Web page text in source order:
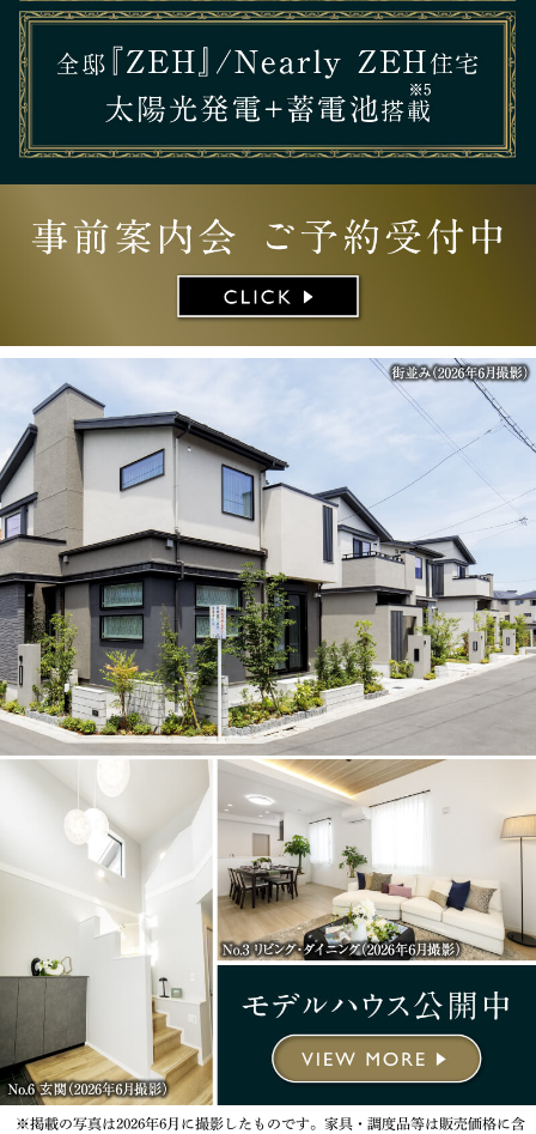
※掲載の写真は2026年6月に撮影したものです。家具・調度品等は販売価格に含